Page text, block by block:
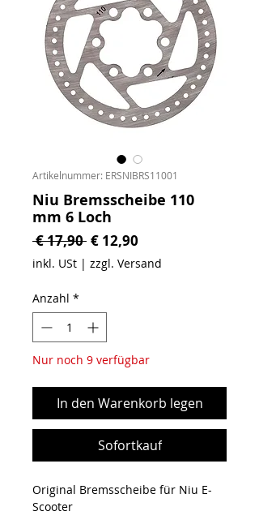
Artikelnummer: ERSNIBRS11001
Niu Bremsscheibe 110
mm 6 Loch
€ 17,90 Standardpreis
€ 12,90
inkl. USt | zzgl. Versand
Anzahl *
Nur noch 9 verfügbar
In den Warenkorb legen
Sofortkauf
Original Bremsscheibe für Niu E-
Scooter